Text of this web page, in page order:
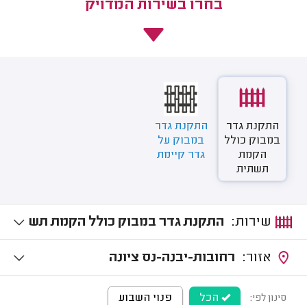
בחרו בשירות המדויק
התקנת גדר
במבוק כולל
הקמת
תשתית
התקנת גדר
במבוק על
גדר קיימת
התקנת גדר במבוק כולל הקמת תש
תית
רחובות-יבנה-נס ציונה
סינון לפי: הכל פנוי השבוע